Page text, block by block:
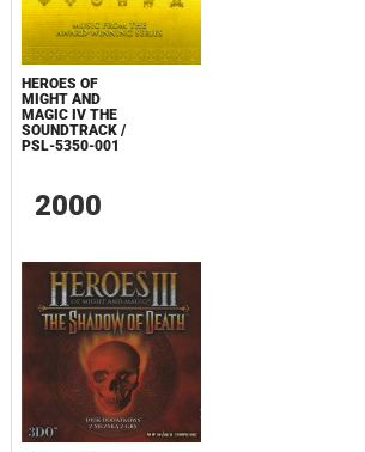
HEROES OF
MIGHT AND
MAGIC IV THE
SOUNDTRACK /
PSL-5350-001
2000